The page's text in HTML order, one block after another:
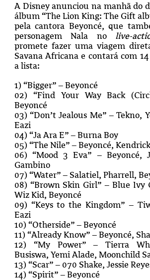
A Disney anunciou na manhã do
álbum “The Lion King: The Gift
pela cantora Beyoncé, que
personagem Nala no live-
promete fazer uma viagem
Savana Africana e contará com
a lista:
1) “Bigger” – Beyoncé
02) “Find Your Way Back
Beyoncé
03) “Don’t Jealous Me” – Tekno,
Eazi
04) “Ja Ara E” – Burna Boy
05) “The Nile” – Beyoncé,
06) “Mood 3 Eva” – Beyoncé,
Gambino
07) “Water” – Salatiel, Pharrell,
08) “Brown Skin Girl” – Blue Ivy
Wiz Kid, Beyoncé
09) “Keys to the Kingdom” –
Eazi
10) “Otherside” – Beyoncé
11) “Already Know” – Beyoncé,
12) “My Power” – Tierra
Busiswa, Yemi Alade, Moonchild
13) “Scar” – 070 Shake, Jessie
14) “Spirit” – Beyoncé